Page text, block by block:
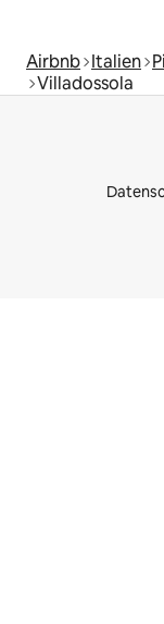
Airbnb Italien
Villadossola